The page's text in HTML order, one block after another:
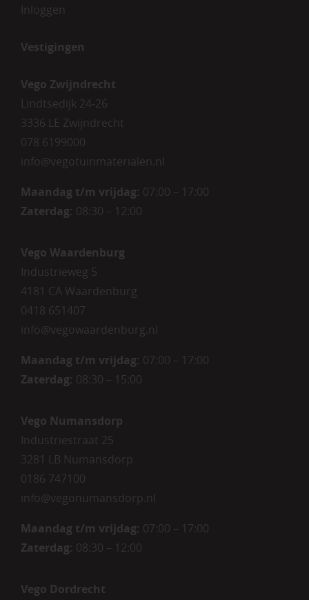
Inloggen
Vestigingen
Vego Zwijndrecht
Lindtsedijk 24-26
3336 LE Zwijndrecht
078 6199000
info@vegotuinmaterialen.nl
Maandag t/m vrijdag: 07:00 – 17:00
Zaterdag: 08:30 – 12:00
Vego Waardenburg
Industrieweg 5
4181 CA Waardenburg
0418 651407
info@vegowaardenburg.nl
Maandag t/m vrijdag: 07:00 – 17:00
Zaterdag: 08:30 – 15:00
Vego Numansdorp
Industriestraat 25
3281 LB Numansdorp
0186 747100
info@vegonumansdorp.nl
Maandag t/m vrijdag: 07:00 – 17:00
Zaterdag: 08:30 – 12:00
Vego Dordrecht